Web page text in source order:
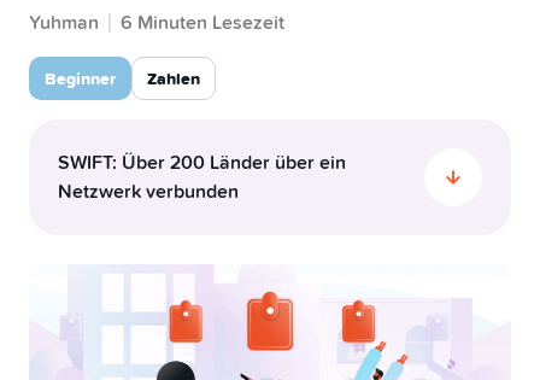
Sparen
Investieren
3. Säule
Gemeinschaftskonto
Yuhman 6 Minuten Lesezeit
Beginner Zahlen
SWIFT: Über 200 Länder über ein
Netzwerk verbunden
verbindet über 11’500 Finanzinstitute in mehr als
200 Ländern und ermöglicht sichere sowie
standardisierte internationale Transaktionen.
Dieses riesige Netzwerk sorgt dafür, dass deine